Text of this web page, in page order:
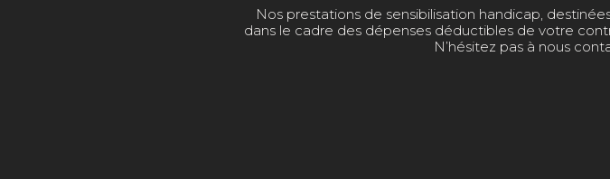
Nos prestations de sensibilisation handicap,
dans le cadre des dépenses déductibles de votre
N’hésitez pas à nous